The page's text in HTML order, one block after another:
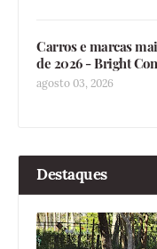
Carros e marcas
de 2026 - Bright
agosto 03, 2026
Destaques